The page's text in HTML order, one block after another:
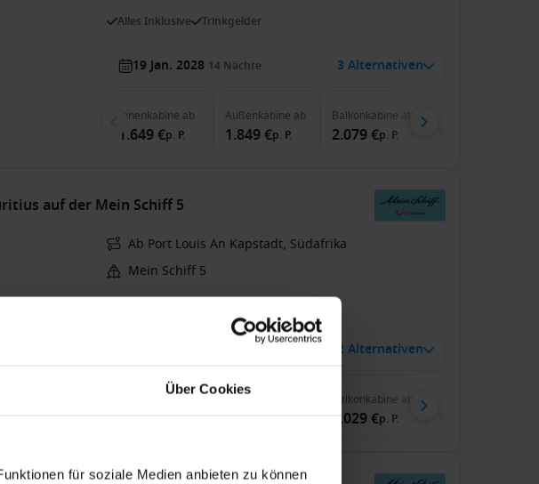
Über Cookies
für soziale Medien anbieten zu können
Alles Inklusive Trinkgelder
19 Jan. 2028 14 Nächte 3 Alternativen
Innenkabine ab
1.649 €p. P.
Außenkabine ab
1.849 €p. P.
Balkonkabine ab
2.079 €p. P.
auf der Mein Schiff 5
Ab Port Louis An Kapstadt, Südafrika
Mein Schiff 5
2 Alternativen
Innenkabine ab
1.599 €p. P.
Außenkabine
1.799 €p. P.
Balkonkabine ab
2.029 €p. P.